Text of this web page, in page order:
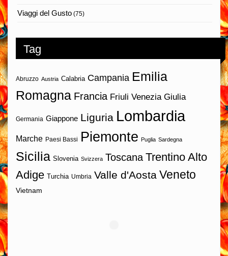
Viaggi del Gusto (75)
Tag
Abruzzo Austria Calabria Campania Emilia
Romagna Francia Friuli Venezia Giulia
Germania Giappone Liguria Lombardia
Marche Paesi Bassi Piemonte Puglia Sardegna
Sicilia Slovenia Svizzera Toscana Trentino Alto
Adige Turchia Umbria Valle d'Aosta Veneto
Vietnam